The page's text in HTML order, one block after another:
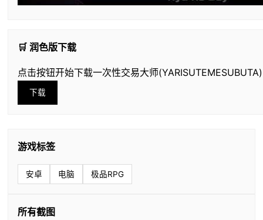
🛒 润色版下载
点击按钮开始下载一次性交易大师(YARISUTEMESUBUTA)
下载
游戏标签
安卓 电脑 极品RPG
所有截图